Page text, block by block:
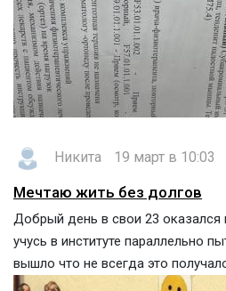
Никита 19 март в 10:03
Мечтаю жить без долгов
Добрый день в свои 23 оказался
учусь в институте параллельно
вышло что не всегда это